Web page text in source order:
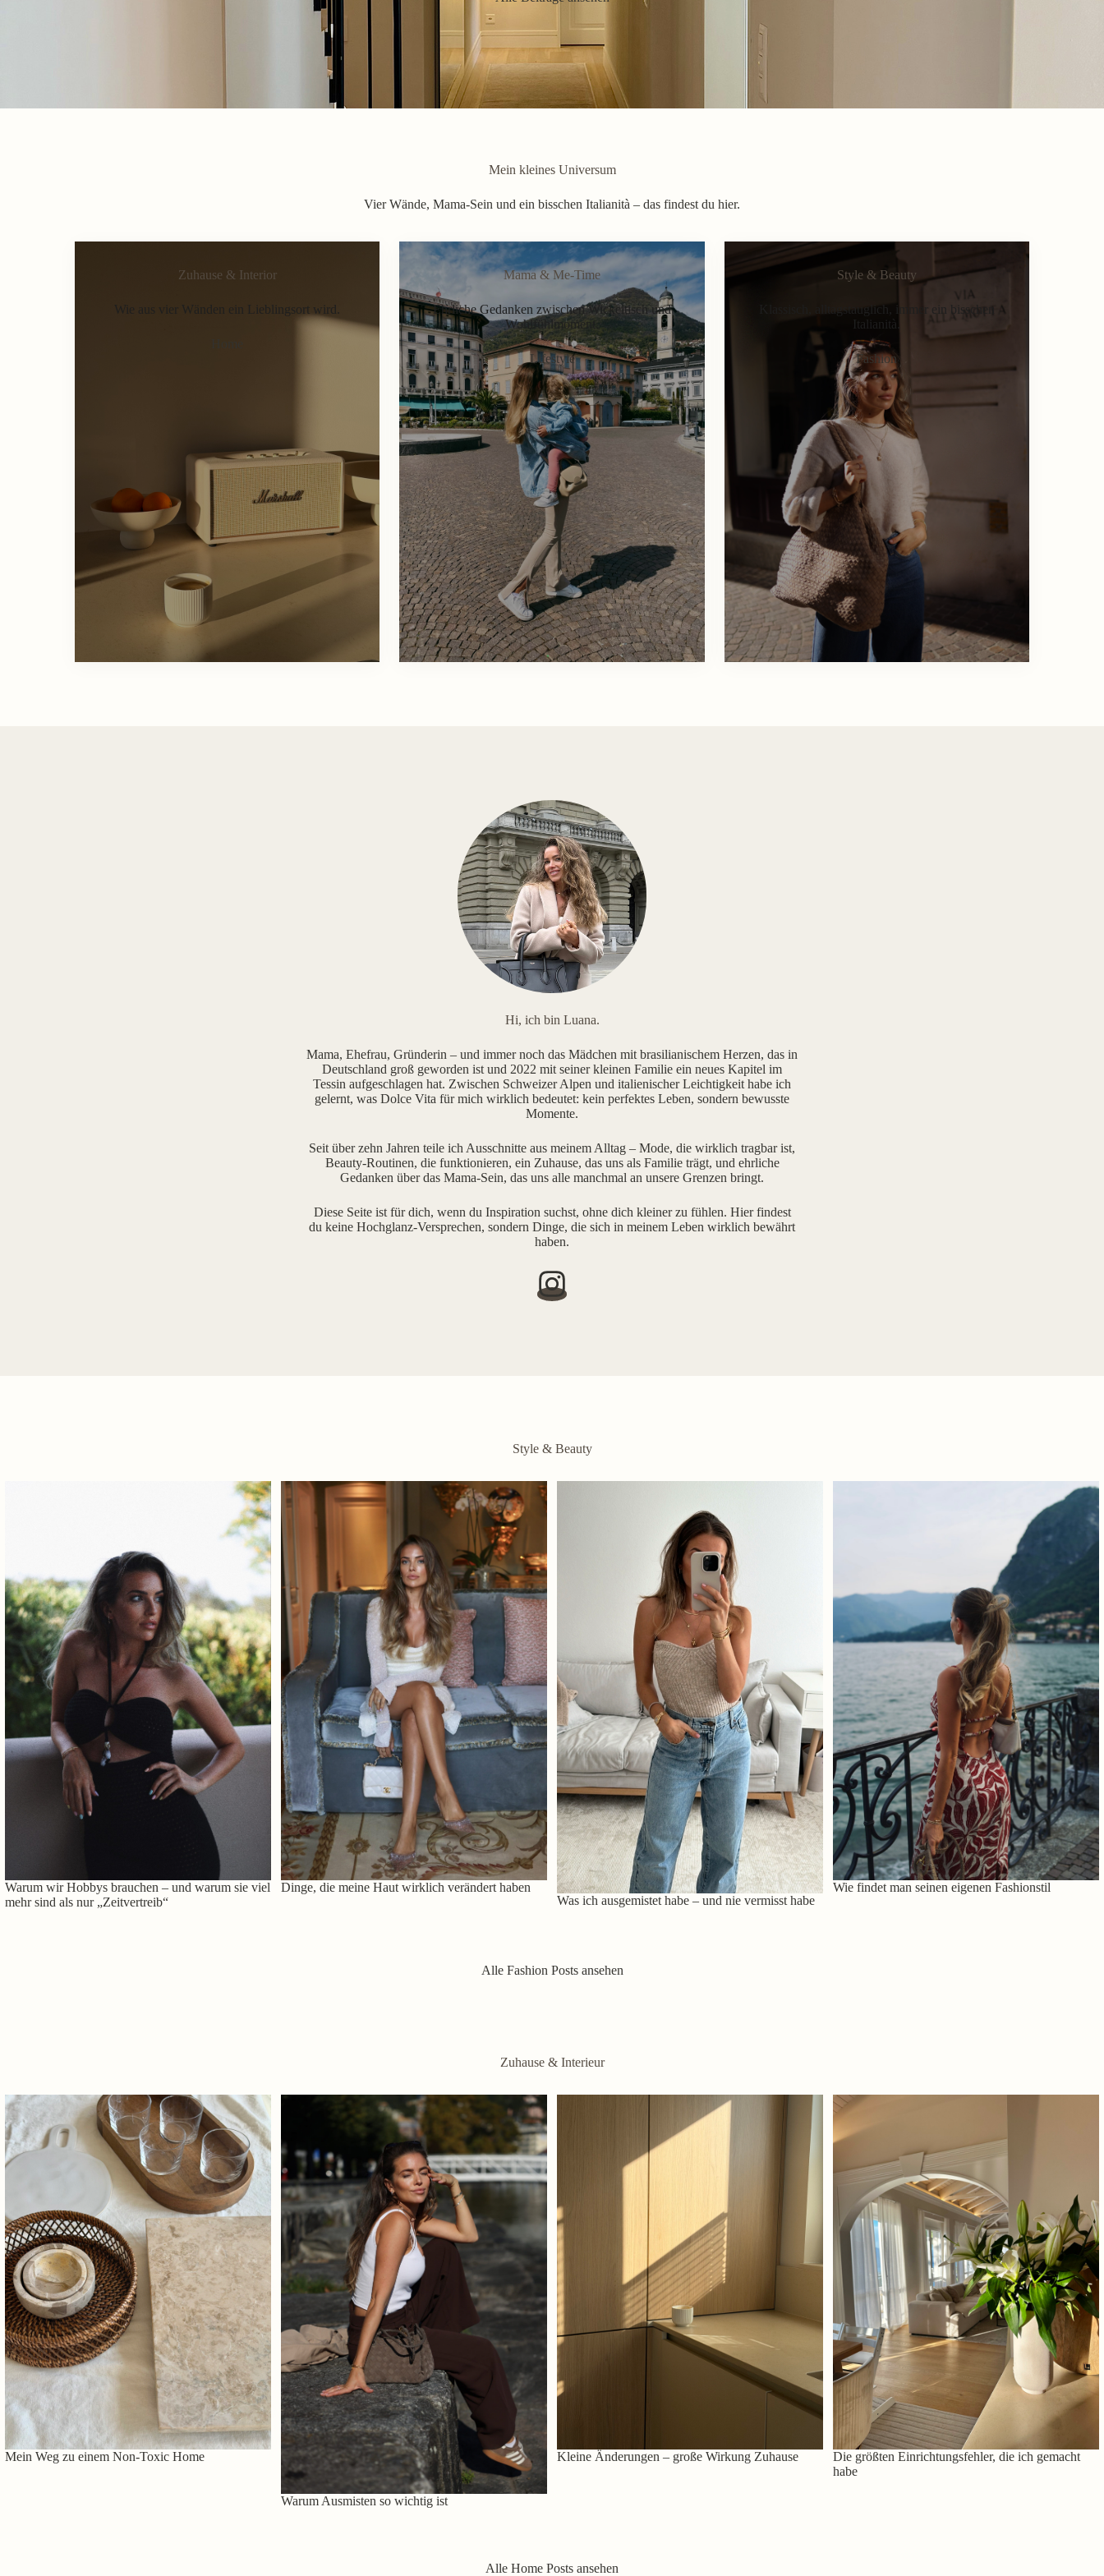
Mein kleines Universum
Vier Wände, Mama-Sein und ein bisschen Italianità – das findest du hier.
Zuhause & Interior
Wie aus vier Wänden ein Lieblingsort wird.
Mama & Me-Time
Ehrliche Gedanken zwischen Wickeltisch und
Wohlfühlmoment.
Lifestyle
Style & Beauty
Klassisch, alltagstauglich, immer ein bisschen
Italianità.
Fashion
Hi, ich bin Luana.
Mama, Ehefrau, Gründerin – und immer noch das Mädchen mit brasilianischem Herzen, das in
Deutschland groß geworden ist und 2022 mit seiner kleinen Familie ein neues Kapitel im
Tessin aufgeschlagen hat. Zwischen Schweizer Alpen und italienischer Leichtigkeit habe ich
gelernt, was Dolce Vita für mich wirklich bedeutet: kein perfektes Leben, sondern bewusste
Momente.
Seit über zehn Jahren teile ich Ausschnitte aus meinem Alltag – Mode, die wirklich tragbar ist,
Beauty-Routinen, die funktionieren, ein Zuhause, das uns als Familie trägt, und ehrliche
Gedanken über das Mama-Sein, das uns alle manchmal an unsere Grenzen bringt.
Diese Seite ist für dich, wenn du Inspiration suchst, ohne dich kleiner zu fühlen. Hier findest
du keine Hochglanz-Versprechen, sondern Dinge, die sich in meinem Leben wirklich bewährt
haben.
Style & Beauty
Warum wir Hobbys brauchen – und warum sie viel
mehr sind als nur „Zeitvertreib“
Dinge, die meine Haut wirklich verändert haben
Was ich ausgemistet habe – und nie vermisst habe
Wie findet man seinen eigenen Fashionstil
Alle Fashion Posts ansehen
Zuhause & Interieur
Mein Weg zu einem Non-Toxic Home
Warum Ausmisten so wichtig ist
Kleine Änderungen – große Wirkung Zuhause
Die größten Einrichtungsfehler, die ich gemacht
habe
Alle Home Posts ansehen